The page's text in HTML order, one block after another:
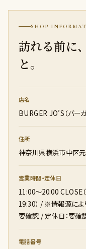
SHOP
訪れる前に
と。
店名
BURGER JO’S（バー
住所
神奈川県横浜市中区
営業時間・定休日
11:00～20:00 CLOSE
19:30） / ※情報源によ
要確認 / 定休日：要確認
電話番号